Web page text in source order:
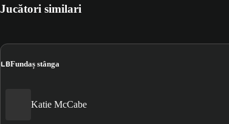
Jucători similari
LBFundaș stânga
Katie McCabe